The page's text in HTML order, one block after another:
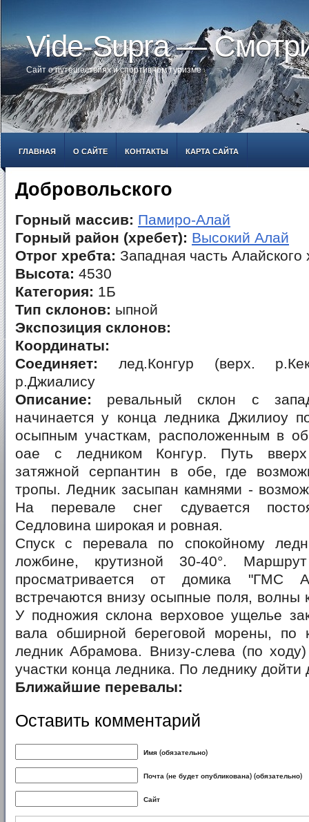
Vide-Supra —
Сайт о путешествиях и спортивном туризме
ГЛАВНАЯ О САЙТЕ КОНТАКТЫ КАРТА САЙТА
Добровольского
Горный массив: Памиро-Алай
Горный район (хребет): Высокий Алай
Отрог хребта: Западная часть Алайского
Высота: 4530
Категория: 1Б
Тип склонов: ыпной
Экспозиция склонов:
Координаты:
Соединяет: лед.Конгур (верх.
р.Джиалису
Описание: ревальный склон с
начинается у конца ледника Джилиоу
осыпным участкам, расположенным в
оае с ледником Конгур. Путь вверх
затяжной серпантин в обе, где
тропы. Ледник засыпан камнями -
На перевале снег сдувается
Седловина широкая и ровная.
Спуск с перевала по спокойному
ложбине, крутизной 30-40°.
просматривается от домика "ГМС
встречаются внизу осыпные поля, волны
У подножия склона верховое ущелье
вала обширной береговой морены, по
ледник Абрамова. Внизу-слева (по
участки конца ледника. По леднику
Ближайшие перевалы:
Оставить комментарий
Имя (обязательно)
Почта (не будет опубликована) (обязательно)
Сайт